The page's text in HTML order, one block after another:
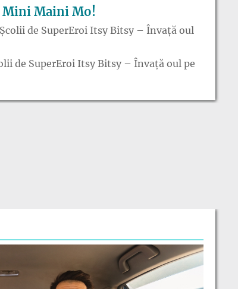
Mini Maini Mo!
de SuperEroi Itsy Bitsy – Învață oul
de SuperEroi Itsy Bitsy – Învață oul pe